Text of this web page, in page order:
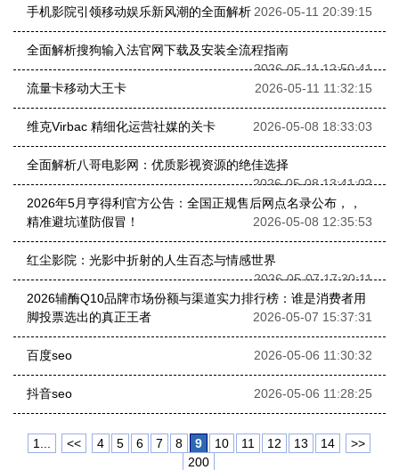
手机影院引领移动娱乐新风潮的全面解析 2026-05-11 20:39:15
全面解析搜狗输入法官网下载及安装全流程指南
2026-05-11 12:50:41
流量卡移动大王卡
2026-05-11 11:32:15
维克Virbac 精细化运营社媒的关卡 2026-05-08 18:33:03
全面解析八哥电影网：优质影视资源的绝佳选择
2026-05-08 13:41:02
2026年5月亨得利官方公告：全国正规售后网点名录公布，，
精准避坑谨防假冒！
2026-05-08 12:35:53
红尘影院：光影中折射的人生百态与情感世界
2026-05-07 17:30:11
2026辅酶Q10品牌市场份额与渠道实力排行榜：谁是消费者用
脚投票选出的真正王者
2026-05-07 15:37:31
百度seo 2026-05-06 11:30:32
抖音seo 2026-05-06 11:28:25
1... << 4 5 6 7 8 9 10 11 12 13 14
>>
200